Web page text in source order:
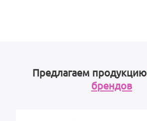
Предлагаем продукцию
брендов